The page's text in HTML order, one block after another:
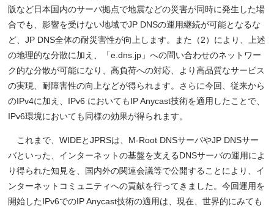
阪など日本国内のサーバ拠点で地震などの災害が同時に発生した場
合でも、影響を受けない地域でJP DNSの運用継続が可能となるな
ど、JP DNS全体の耐災害性が向上します。また（2）により、上述
の地理的な分散に加え、「e.dns.jp」への問い合わせのネットワー
ク的な分散が可能になり、高負荷への対応、より高品質なサービス
の実現、耐障害性の向上などが得られます。さらに今回、従来から
のIPv4に加え、IPv6 においてもIP Anycast技術を適用したことで、
IPv6環境においても同様の効果が得られます。
これまで、WIDEとJPRSは、M-Root DNSサーバやJP DNSサー
バといった、インターネットの基盤を支えるDNSサーバの運用によ
り得られた知見を、国内外の関連会議等で公開することにより、イ
ンターネットコミュニティへの貢献を行ってきました。今回運用を
開始したIPv6でのIP Anycast技術の適用は、現在、世界的にみても